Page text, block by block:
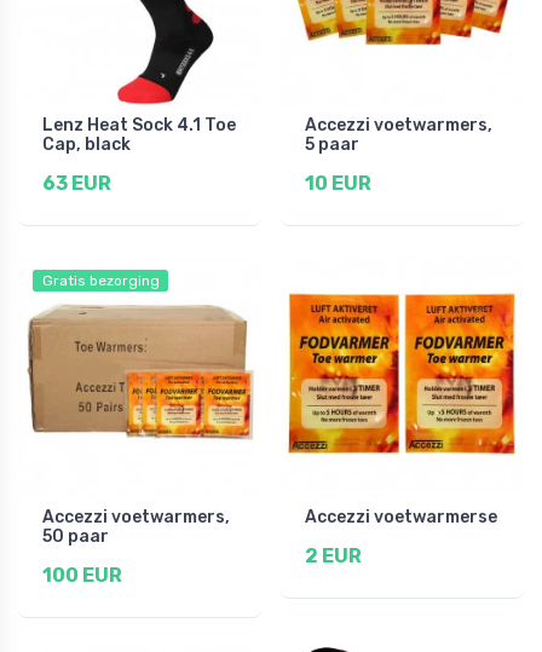
Lenz Heat Sock 4.1 Toe
Cap, black
63 EUR
Accezzi voetwarmers,
5 paar
10 EUR
Gratis bezorging
Accezzi voetwarmers,
50 paar
100 EUR
Accezzi voetwarmerse
2 EUR